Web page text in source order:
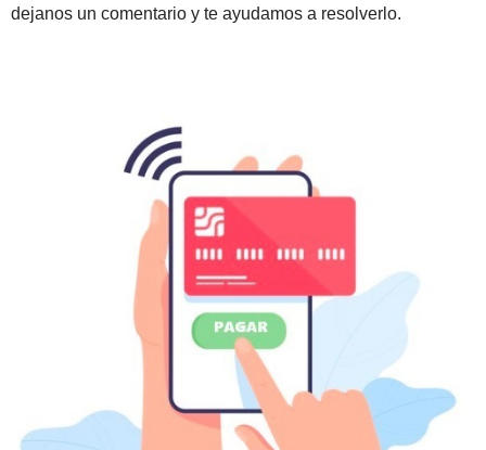
dejanos un comentario y te ayudamos a resolverlo.